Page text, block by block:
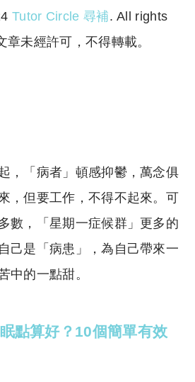
Tutor Circle 尋補. All rights
章未經許可，不得轉載。
，「病者」頓感抑鬱，萬念俱
，但要工作，不得不起來。可
數，「星期一症候群」更多的
己是「病患」，為自己帶來一
中的一點甜。
點算好？10個簡單有效